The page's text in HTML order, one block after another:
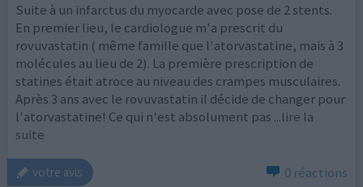
Suite à un infarctus du myocarde avec pose de 2 stents.
En premier lieu, le cardiologue m'a prescrit du
rovuvastatin ( même famille que l'atorvastatine, mais à 3
molécules au lieu de 2). La première prescription de
statines était atroce au niveau des crampes musculaires.
Après 3 ans avec le rovuvastatin il décide de changer pour
l'atorvastatine! Ce qui n'est absolument pas ...lire la
suite
votre avis 0 réactions